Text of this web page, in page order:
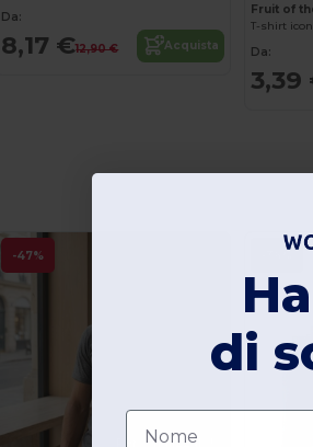
Da:
8,17 €12,90 € Acquista
Fruit of
T-shirt
Da:
3,39
-47%
Personalizzalo!
di
Nome